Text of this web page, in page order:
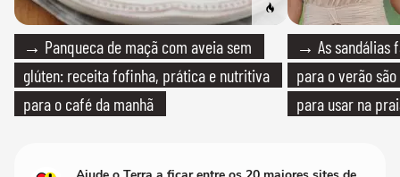
→ Panqueca de maçã com aveia sem
glúten: receita fofinha, prática e nutritiva
para o café da manhã
→ As sandálias
para o verão
para usar na